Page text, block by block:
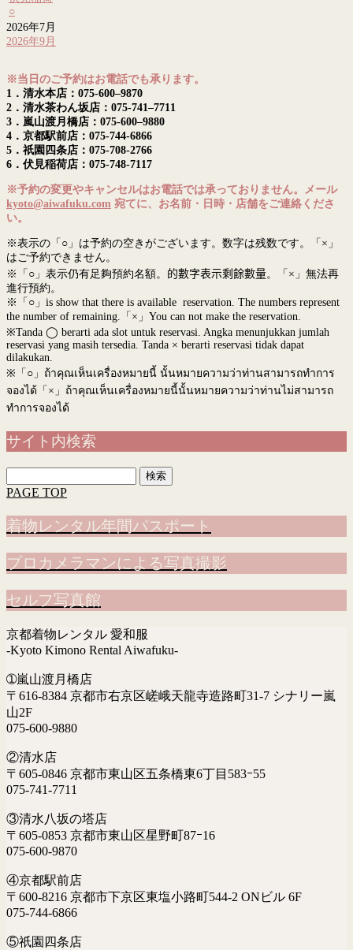
○
2026年7月
2026年9月
※当日のご予約はお電話でも承ります。
1．清水本店：075-600–9870
2．清水茶わん坂店：075-741–7711
3．嵐山渡月橋店：075-600–9880
4．京都駅前店：075-744-6866
5．祇園四条店：075-708-2766
6．伏見稲荷店：075-748-7117
※予約の変更やキャンセルはお電話では承っておりません。メール
kyoto@aiwafuku.com 宛てに、お名前・日時・店舗をご連絡くださ
い。
※表示の「○」は予約の空きがございます。数字は残数です。「×」
はご予約できません。
※「○」表示仍有足夠預約名額。 的數字表示剩餘數量。「×」無法再
進行預約。
※「○」is show that there is available reservation. The numbers represent
the number of remaining.「×」You can not make the reservation.
※Tanda ◯ berarti ada slot untuk reservasi. Angka menunjukkan jumlah
reservasi yang masih tersedia. Tanda × berarti reservasi tidak dapat
dilakukan.
※ 「○」ถ้าคุณเห็นเครื่องหมายนี้ นั้นหมายความว่าท่านสามารถทำการ
จองได้「×」ถ้าคุณเห็นเครื่องหมายนี้นั้นหมายความว่าท่านไม่สามารถ
ทำการจองได้
サイト内検索
索:
PAGE TOP
着物レンタル年間パスポート
プロカメラマンによる写真撮影
セルフ写真館
京都着物レンタル 愛和服
-Kyoto Kimono Rental Aiwafuku-
➀嵐山渡月橋店
〒616-8384 京都市右京区嵯峨天龍寺造路町31-7 シナリー嵐
山2F
075-600-9880
②清水店
〒605-0846 京都市東山区五条橋東6丁目583ｰ55
075-741-7711
③清水八坂の塔店
〒605-0853 京都市東山区星野町87ｰ16
075-600-9870
④京都駅前店
〒600-8216 京都市下京区東塩小路町544-2 ONビル 6F
075-744-6866
⑤祇園四条店